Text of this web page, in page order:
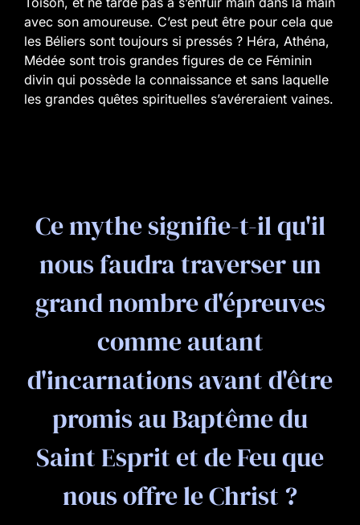
avec son amoureuse. C’est peut être pour cela que
les Béliers sont toujours si pressés ? Héra, Athéna,
Médée sont trois grandes figures de ce Féminin
divin qui possède la connaissance et sans laquelle
les grandes quêtes spirituelles s’avéreraient vaines.
Ce mythe signifie-t-il qu'il
nous faudra traverser un
grand nombre d'épreuves
comme autant
d'incarnations avant d'être
promis au Baptême du
Saint Esprit et de Feu que
nous offre le Christ ?